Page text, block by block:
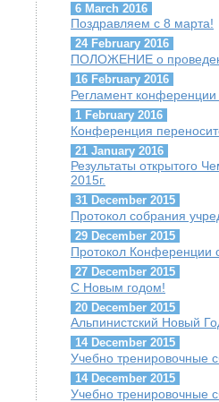
6 March 2016
Поздравляем с 8 марта!
24 February 2016
ПОЛОЖЕНИЕ о
16 February 2016
Регламент конференции
1 February 2016
Конференция
21 January 2016
Результаты открытого
2015г.
31 December 2015
Протокол собрания
29 December 2015
Протокол Конференции
27 December 2015
С Новым годом!
20 December 2015
Альпинистский Новый
14 December 2015
Учебно тренировочные
14 December 2015
Учебно тренировочные